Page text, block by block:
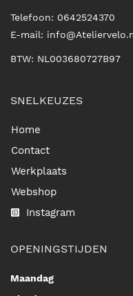
Telefoon: 0642524370
E-mail:
BTW: NL003680727B97
SNELKEUZES
Home
Contact
Werkplaats
Webshop
Instagram
OPENINGSTIJDEN
Maandag